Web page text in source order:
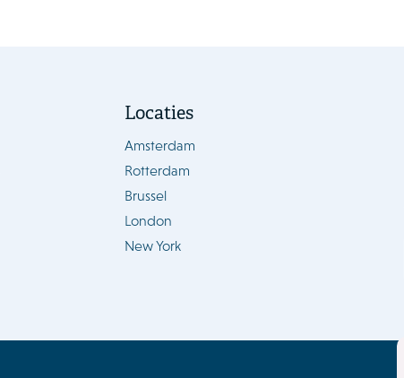
Locaties
Amsterdam
Rotterdam
Brussel
London
New York